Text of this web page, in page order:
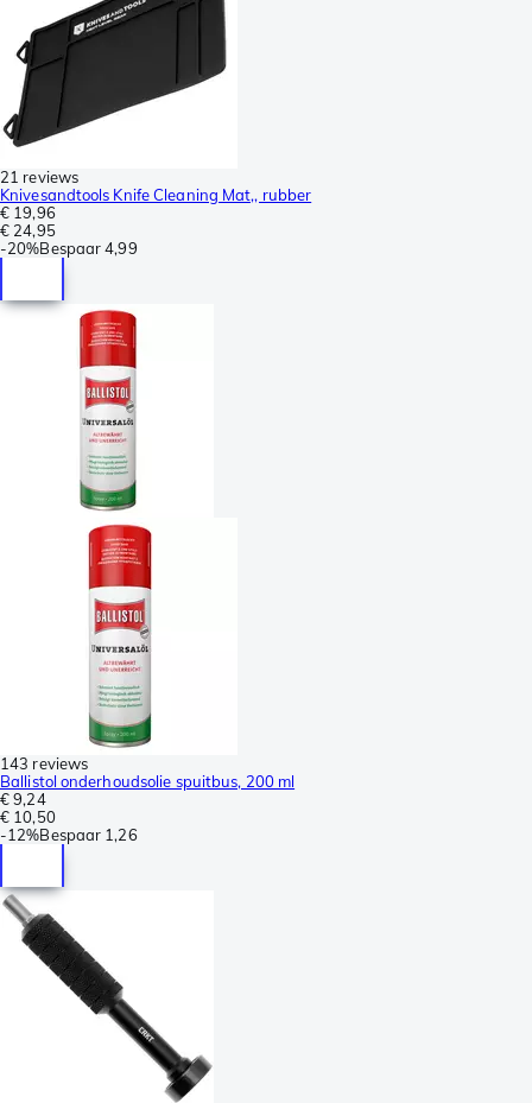
21 reviews
Knivesandtools Knife Cleaning Mat,, rubber
€ 19,96
€ 24,95
-20%Bespaar 4,99
143 reviews
Ballistol onderhoudsolie spuitbus, 200 ml
€ 9,24
€ 10,50
-12%Bespaar 1,26